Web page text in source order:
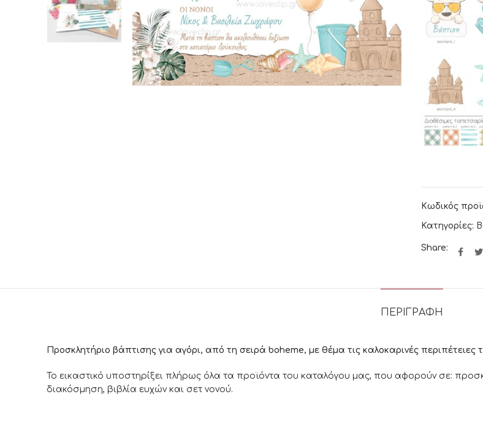
Κωδικός
Κατηγορίες:
Share:
ΠΕΡΙΓΡΑΦΉ
Προσκλητήριο βάπτισης για αγόρι, από τη σειρά boheme, με θέμα τις καλοκαρινές περιπέτειες
Το εικαστικό υποστηρίξει πλήρως όλα τα προϊόντα του καταλόγου μας, που αφορούν σε:
διακόσμηση, βιβλία ευχών και σετ νονού.